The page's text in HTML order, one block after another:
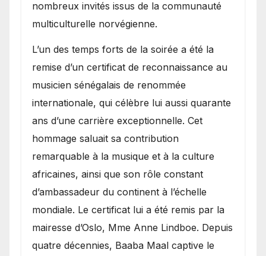
nombreux invités issus de la communauté
multiculturelle norvégienne.
​L’un des temps forts de la soirée a été la
remise d’un certificat de reconnaissance au
musicien sénégalais de renommée
internationale, qui célèbre lui aussi quarante
ans d’une carrière exceptionnelle. Cet
hommage saluait sa contribution
remarquable à la musique et à la culture
africaines, ainsi que son rôle constant
d’ambassadeur du continent à l’échelle
mondiale. Le certificat lui a été remis par la
mairesse d’Oslo, Mme Anne Lindboe. Depuis
quatre décennies, Baaba Maal captive le